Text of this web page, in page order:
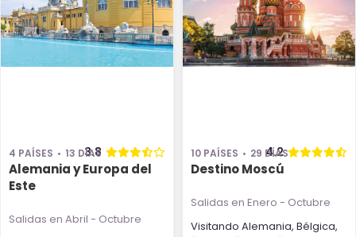
4 PAÍSES 13 DÍAS
3.8
Alemania y Europa del
Este
Salidas en Abril - Octubre
10 PAÍSES 29 DÍAS
4.2
Destino Moscú
Salidas en Enero - Octubre
Visitando Alemania, Bélgica,